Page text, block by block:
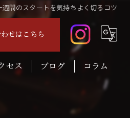
間のスタートを気持ちよく切るコツ
せはこちら
セス ブログ コラム